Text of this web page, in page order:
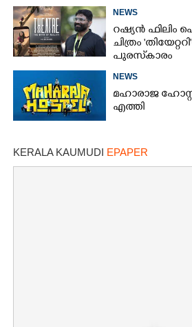
NEWS
റഷ്യൻ ഫിലിം
ചിത്രം
പുരസ്‌കാരം
NEWS
മഹാരാജ
എത്തി
KERALA KAUMUDI EPAPER